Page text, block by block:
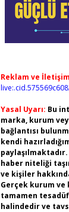
Reklam ve
Yasal Uyarı: Bu
marka, kurum
bağlantısı
kendi
haber niteliği
ve kişiler
Gerçek kurum
tamamen
halindedir ve